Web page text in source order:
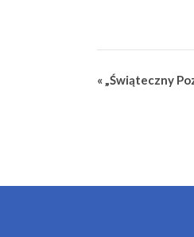
«„Świąteczny